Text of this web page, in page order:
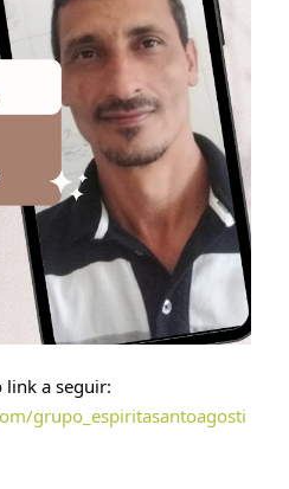
grupo_espiritasantoagosti